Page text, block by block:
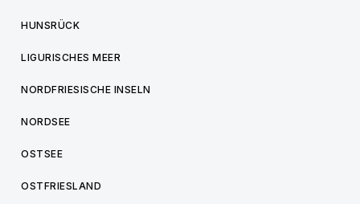
HUNSRÜCK
LIGURISCHES MEER
NORDFRIESISCHE INSELN
NORDSEE
OSTSEE
OSTFRIESLAND